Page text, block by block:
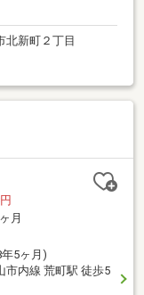
北新町２丁目
月
5ヶ月)
市内線 荒町駅 徒歩5